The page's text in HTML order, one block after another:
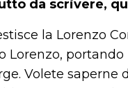
da scrivere,
la Lorenzo
Lorenzo,
Volete saperne